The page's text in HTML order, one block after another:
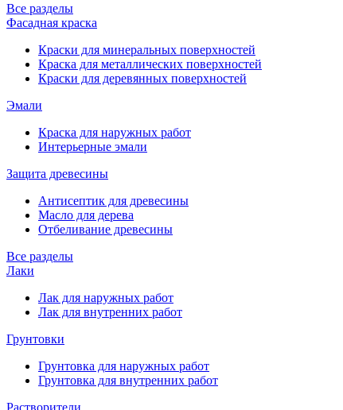
Все разделы
Фасадная краска
Краски для минеральных поверхностей
Краска для металлических поверхностей
Краски для деревянных поверхностей
Эмали
Краска для наружных работ
Интерьерные эмали
Защита древесины
Антисептик для древесины
Масло для дерева
Отбеливание древесины
Все разделы
Лаки
Лак для наружных работ
Лак для внутренних работ
Грунтовки
Грунтовка для наружных работ
Грунтовка для внутренних работ
Растворители